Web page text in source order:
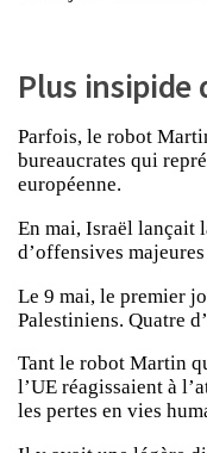
Plus insipide
Parfois, le robot
bureaucrates qui
européenne.
En mai, Israël lançait
d’offensives
Le 9 mai, le premier
Palestiniens. Quatre
Tant le robot Martin
l’UE réagissaient à
les pertes en vies